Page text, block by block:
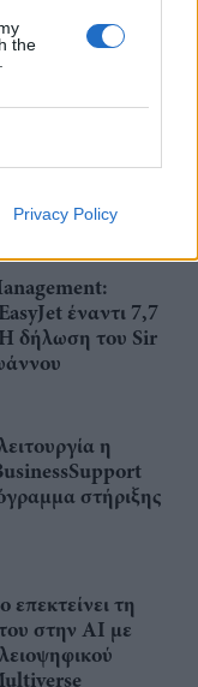
the
Privacy Policy
εσόδων
έναντι 7,7
δήλωση του Sir
η
στήριξης
τη
στην ΑΙ με